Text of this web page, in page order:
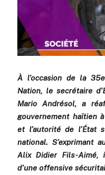
À l’occasion de la
Nation, le secrétaire
Mario Andrésol, a
gouvernement haïtien
et l’autorité de l’État
national. S’exprimant
Alix Didier Fils-Aimé,
d’une offensive